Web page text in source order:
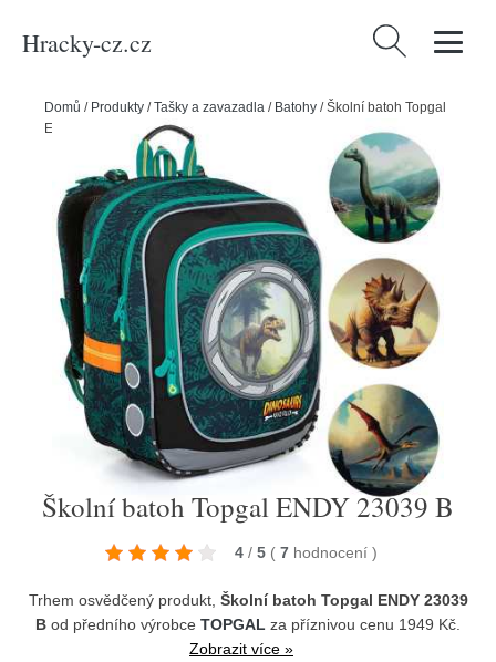
Hracky-cz.cz Vyhledávání
Domů / Produkty /Tašky a zavazadla / Batohy /Školní batoh Topgal
ENDY 23039 B
Školní batoh Topgal ENDY 23039 B
4 / 5 ( 7 hodnocení )
Trhem osvědčený produkt, Školní batoh Topgal ENDY 23039
B od předního výrobce TOPGAL za příznivou cenu 1949 Kč.
Zobrazit více »